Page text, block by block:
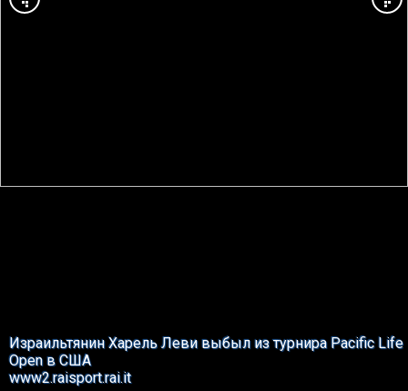
Израильтянин Харель Леви выбыл из турнира Pacific Life
Open в США
www2.raisport.rai.it